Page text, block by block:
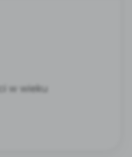
w wieku